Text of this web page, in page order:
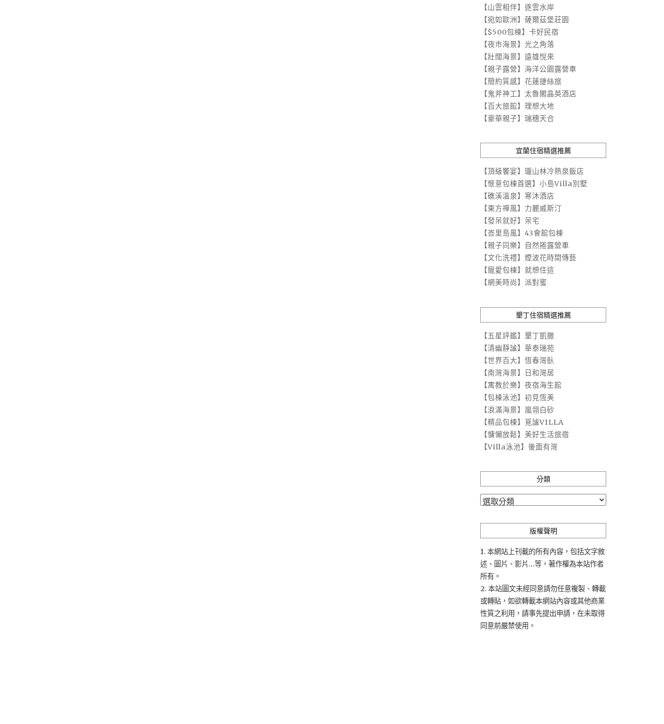
【山雲相伴】逐雲水岸
【宛如歐洲】薩爾茲堡莊園
【$500包棟】卡好民宿
【夜市海景】光之角落
【壯闊海景】遠雄悅來
【親子露營】海洋公園露營車
【簡約質感】花蓮捷絲旅
【鬼斧神工】太魯閣晶英酒店
【百大旅館】理想大地
【豪華親子】瑞穗天合
宜蘭住宿精選推薦
【頂級饗宴】瓏山林冷熱泉飯店
【愜意包棟首選】小島Villa別墅
【礁溪溫泉】寒沐酒店
【東方禪風】力麗威斯汀
【發呆就好】呆宅
【峇里島風】43會館包棟
【親子同樂】自然捲露營車
【文化洗禮】煙波花時間傳藝
【寵愛包棟】就想住這
【網美時尚】派對蜜
墾丁住宿精選推薦
【五星評鑑】墾丁凱撒
【清幽靜謐】華泰瑞苑
【世界百大】恆春灣臥
【南灣海景】日和灣居
【寓教於樂】夜宿海生館
【包棟泳池】初見恆美
【浪滿海景】嵐翎白砂
【精品包棟】覓謐VILLA
【慵懶放鬆】美好生活旅宿
【Villa泳池】後面有灣
分類
分
版權聲明
1. 本網站上刊載的所有內容，包括文字敘
述、圖片、影片...等，著作權為本站作者
所有。
2. 本站圖文未經同意請勿任意複製、轉載
或轉貼，如欲轉載本網站內容或其他商業
性質之利用，請事先提出申請，在未取得
同意前嚴禁使用。